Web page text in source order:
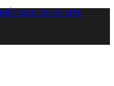
DE CE SITE